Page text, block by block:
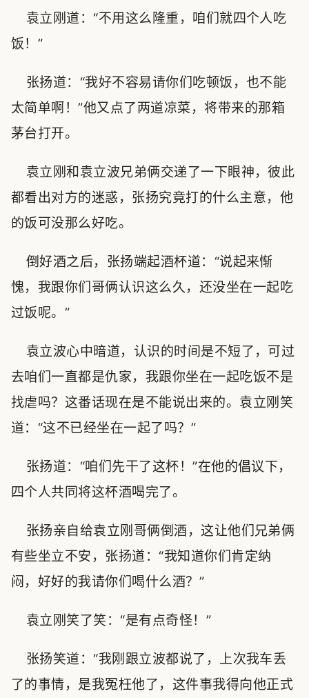
袁立刚道：“不用这么隆重，咱们就四个人吃
饭！”
张扬道：“我好不容易请你们吃顿饭，也不能
太简单啊！”他又点了两道凉菜，将带来的那箱
茅台打开。
袁立刚和袁立波兄弟俩交递了一下眼神，彼此
都看出对方的迷惑，张扬究竟打的什么主意，他
的饭可没那么好吃。
倒好酒之后，张扬端起酒杯道：“说起来惭
愧，我跟你们哥俩认识这么久，还没坐在一起吃
过饭呢。”
袁立波心中暗道，认识的时间是不短了，可过
去咱们一直都是仇家，我跟你坐在一起吃饭不是
找虐吗？这番话现在是不能说出来的。袁立刚笑
道：“这不已经坐在一起了吗？”
张扬道：“咱们先干了这杯！”在他的倡议下，
四个人共同将这杯酒喝完了。
张扬亲自给袁立刚哥俩倒酒，这让他们兄弟俩
有些坐立不安，张扬道：“我知道你们肯定纳
闷，好好的我请你们喝什么酒？”
袁立刚笑了笑：“是有点奇怪！”
张扬笑道：“我刚跟立波都说了，上次我车丢
了的事情，是我冤枉他了，这件事我得向他正式